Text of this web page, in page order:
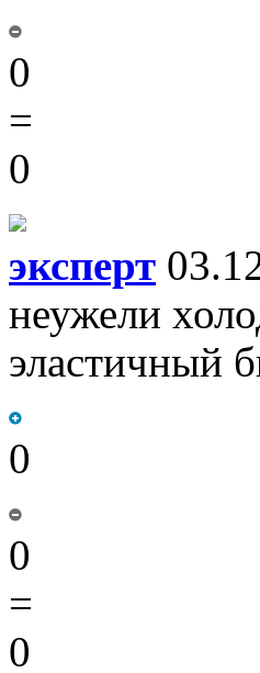
0
=
0
эксперт
неужели
эластичный
0
0
=
0